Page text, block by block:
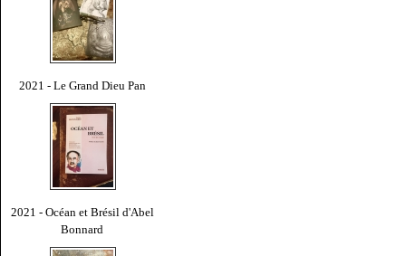
2021 - Le Grand Dieu Pan
2021 - Océan et Brésil d'Abel
Bonnard